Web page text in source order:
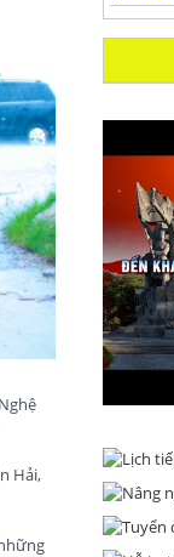
Hải,